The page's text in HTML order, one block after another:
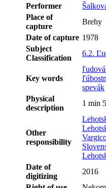
Performer
Place of
capture
Brehy
Date of capture 1978
Subject
Classification
6.2.
Key words
ľudová
spevák
Physical
description
1 min
Other
responsibility
Date of
digitizing
2016